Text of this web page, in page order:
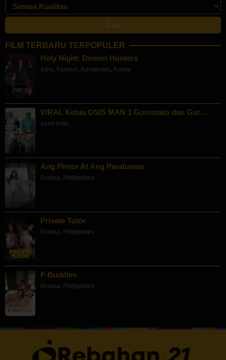
FILM TERBARU TERPOPULER
Holy Night: Demon Hunters
Aksi, Fantasi, Kengerian, Korea
VIRAL Ketua OSIS MAN 1 Gorontalo dan Gur…
semi indo,
Ang Pintor At Ang Paraluman
Drama, Philippines
Private Tutor
Drama, Philippines
F-Buddies
Drama, Philippines